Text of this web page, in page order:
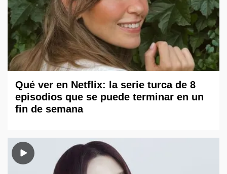
Qué ver en Netflix: la serie turca de 8
episodios que se puede terminar en un
fin de semana